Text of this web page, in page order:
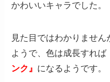
かわいいキャラでした。
見た目ではわかりませ
ようで、色は成長すれば
ンク』 になるようです。